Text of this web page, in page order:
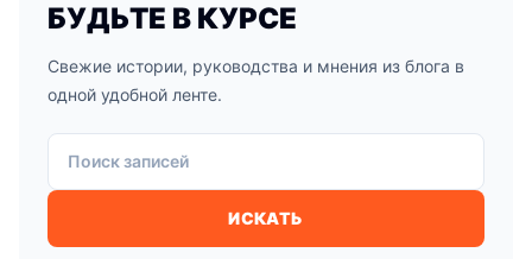
БУДЬТЕ В КУРСЕ
Свежие истории, руководства и мнения из блога в
одной удобной ленте.
Поиск записей
ИСКАТЬ